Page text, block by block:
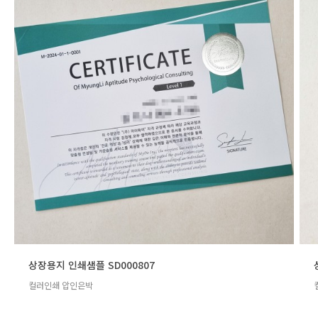
상장용지 인쇄샘플 SD000807
컬러인쇄 압인은박